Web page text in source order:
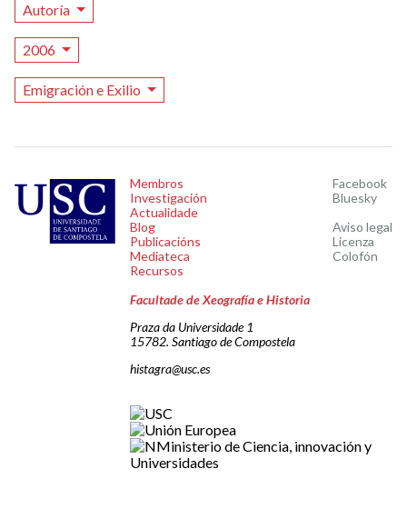
Autoría
2006
Emigración e Exilio
Membros
Investigación
Actualidade
Blog
Publicacións
Mediateca
Recursos
Facebook
Bluesky
Aviso legal
Licenza
Colofón
Facultade de Xeografía e Historia
Praza da Universidade 1
15782. Santiago de Compostela
histagra@usc.es